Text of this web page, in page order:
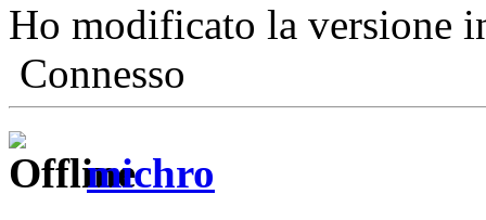
Ho modificato la versione
Connesso
michro